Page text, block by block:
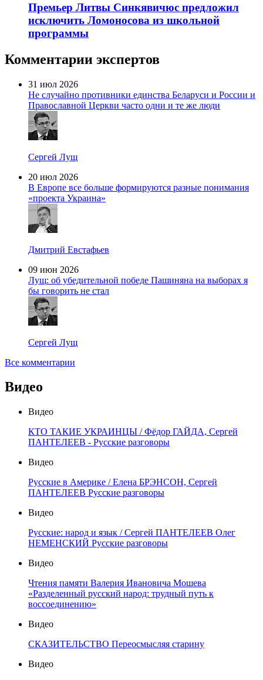
Премьер Литвы Синкявичюс предложил
исключить Ломоносова из школьной
программы
Комментарии экспертов
31 июл 2026
Не случайно противники единства Беларуси и России и
Православной Церкви часто одни и те же люди
Сергей Лущ
20 июл 2026
В Европе все больше формируются разные понимания
«проекта Украина»
Дмитрий Евстафьев
09 июн 2026
Лущ: об убедительной победе Пашиняна на выборах я
бы говорить не стал
Сергей Лущ
Все комментарии
Видео
Видео
КТО ТАКИЕ УКРАИНЦЫ / Фёдор ГАЙДА, Сергей
ПАНТЕЛЕЕВ - Русские разговоры
Видео
Русские в Америке / Елена БРЭНСОН, Сергей
ПАНТЕЛЕЕВ Русские разговоры
Видео
Русские: народ и язык / Сергей ПАНТЕЛЕЕВ Олег
НЕМЕНСКИЙ Русские разговоры
Видео
Чтения памяти Валерия Ивановича Мошева
«Разделенный русский народ: трудный путь к
воссоединению»
Видео
СКАЗИТЕЛЬСТВО Переосмысляя старину
Видео